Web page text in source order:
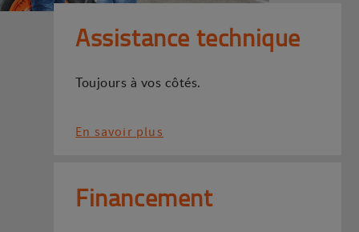
Assistance technique
Toujours à vos côtés.
En savoir plus
Financement